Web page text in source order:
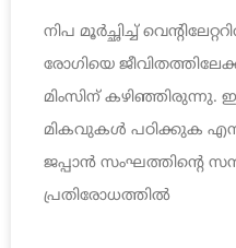
നിപ മൂര്‍ച്ഛിച്ച്
രോഗിയെ
മിംസിന് കഴിഞ്ഞിരുന്നു.
മികവുകള്‍ പഠിക്കുക
ജപ്പാന്‍ സംഘത്തിന്റെ
പ്രതിരോധത്തില്‍